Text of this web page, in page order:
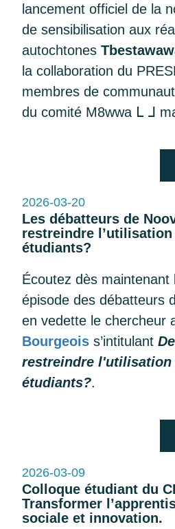
lancement officiel de la
de sensibilisation aux
autochtones
la collaboration du
membres de
du comité M8wwa ᒪ ᒧ
2026-03-20
Les débatteurs de
restreindre l’utilisation
étudiants?
Écoutez dès maintenant
épisode des débatteurs
en vedette le chercheur
Bourgeois s’intitulant
restreindre l'utilisation
étudiants?.
2026-03-09
Colloque étudiant du
Transformer
sociale et innovation.